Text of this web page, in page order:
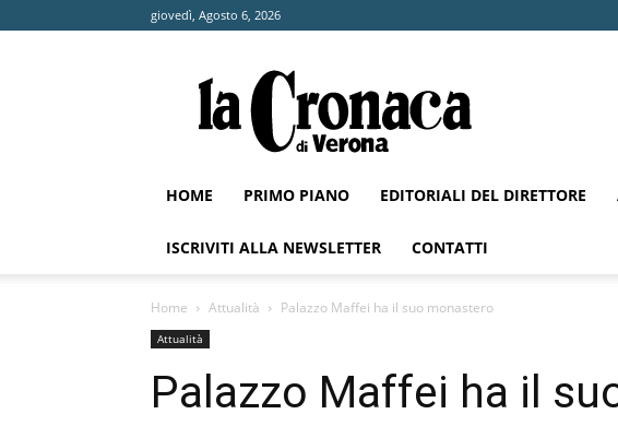
giovedì, Agosto 6, 2026
Cronaca
di
Verona
HOME PRIMO PIANO EDITORIALI DEL DIRETTORE
ISCRIVITI ALLA NEWSLETTER CONTATTI
Home Attualità Palazzo Maffei ha il suo monastero
Attualità
Palazzo Maffei ha il